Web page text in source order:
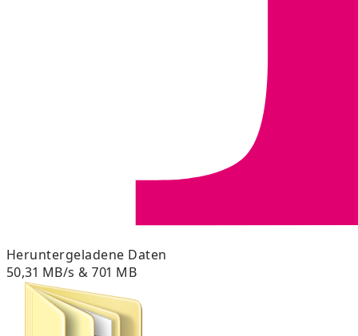
Heruntergeladene Daten
50,31 MB/s & 701 MB